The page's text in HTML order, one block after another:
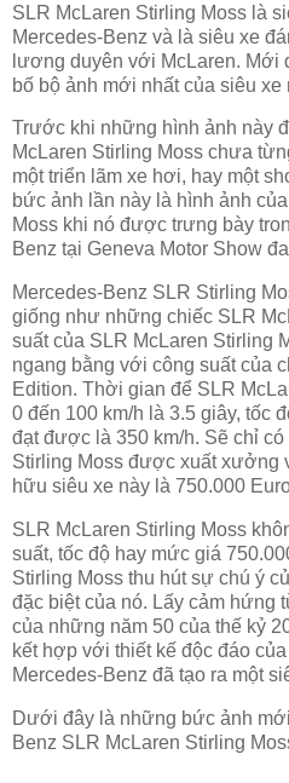
SLR McLaren Stirling Moss là
Mercedes-Benz và là siêu xe
lương duyên với McLaren. Mới
bố bộ ảnh mới nhất của siêu xe
Trước khi những hình ảnh này
McLaren Stirling Moss chưa
một triển lãm xe hơi, hay một
bức ảnh lần này là hình ảnh
Moss khi nó được trưng bày
Benz tại Geneva Motor Show
Mercedes-Benz SLR Stirling
giống như những chiếc SLR
suất của SLR McLaren Stirling
ngang bằng với công suất của
Edition. Thời gian để SLR
0 đến 100 km/h là 3.5 giây, tốc
đạt được là 350 km/h. Sẽ chỉ
Stirling Moss được xuất xưởng
hữu siêu xe này là 750.000
SLR McLaren Stirling Moss
suất, tốc độ hay mức giá
Stirling Moss thu hút sự chú ý
đặc biệt của nó. Lấy cảm hứng
của những năm 50 của thế kỷ
kết hợp với thiết kế độc đáo
Mercedes-Benz đã tạo ra một
Dưới đây là những bức ảnh
Benz SLR McLaren Stirling